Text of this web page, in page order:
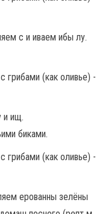
с и иваем ибы лу.
и ищ.
биками.
ерованны зелёны